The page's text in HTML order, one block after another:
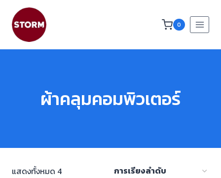
0
ผ้าคลุมคอมพิวเตอร์
แสดงทั้งหมด 4